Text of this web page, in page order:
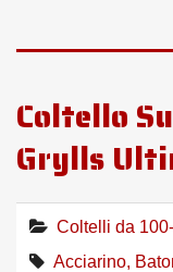
Coltello
Grylls
Coltelli da
Acciarino,